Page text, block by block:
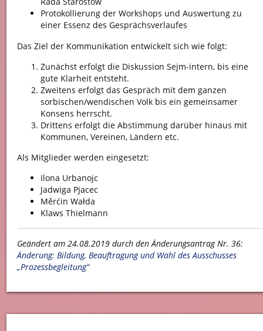
Protokollierung der Workshops und Auswertung zu
einer Essenz des Gesprächsverlaufes
Das Ziel der Kommunikation entwickelt sich wie folgt:
Zunächst erfolgt die Diskussion Sejm-intern, bis eine
gute Klarheit entsteht.
Zweitens erfolgt das Gespräch mit dem ganzen
sorbischen/wendischen Volk bis ein gemeinsamer
Konsens herrscht.
Drittens erfolgt die Abstimmung darüber hinaus mit
Kommunen, Vereinen, Ländern etc.
Als Mitglieder werden eingesetzt:
Ilona Urbanojc
Jadwiga Pjacec
Měrćin Wałda
Klaws Thielmann
Geändert am 24.08.2019 durch den Änderungsantrag Nr. 36:
Änderung: Bildung, Beauftragung und Wahl des Ausschusses
„Prozessbegleitung“